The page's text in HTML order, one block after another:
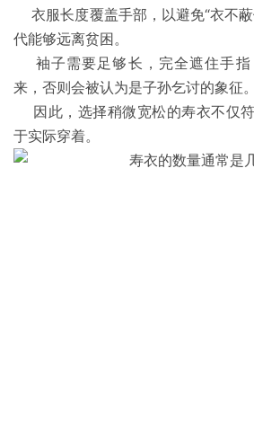
衣服长度覆盖手部，以避免“衣不
代能够远离贫困。
袖子需要足够长，完全遮住手指
来，否则会被认为是子孙乞讨的象征。
因此，选择稍微宽松的寿衣不仅
于实际穿着。